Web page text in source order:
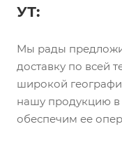
УТ:
Мы рады
доставку по всей
широкой
нашу продукцию
обеспечим ее